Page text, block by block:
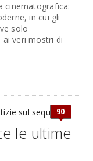
cinematografica:
in cui gli
solo
ai veri mostri di
90
le ultime